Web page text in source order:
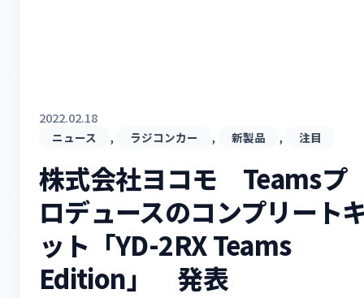
2022.02.18
ニュース , ラジコンカー , 新製品 , 注目
株式会社ヨコモ Teamsプ
ロデュースのコンプリート
ット「YD-2RX Teams
Edition」 発表